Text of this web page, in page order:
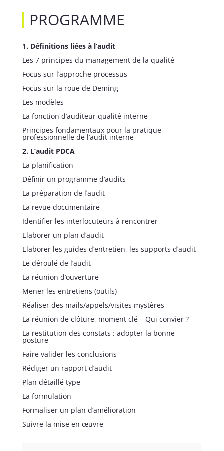
PROGRAMME
1. Définitions liées à l’audit
Les 7 principes du management de la qualité
Focus sur l’approche processus
Focus sur la roue de Deming
Les modèles
La fonction d’auditeur qualité interne
Principes fondamentaux pour la pratique
professionnelle de l’audit interne
2. L’audit PDCA
La planification
Définir un programme d’audits
La préparation de l’audit
La revue documentaire
Identifier les interlocuteurs à rencontrer
Elaborer un plan d’audit
Elaborer les guides d’entretien, les supports d’audit
Le déroulé de l’audit
La réunion d’ouverture
Mener les entretiens (outils)
Réaliser des mails/appels/visites mystères
La réunion de clôture, moment clé – Qui convier ?
La restitution des constats : adopter la bonne
posture
Faire valider les conclusions
Rédiger un rapport d’audit
Plan détaillé type
La formulation
Formaliser un plan d’amélioration
Suivre la mise en œuvre